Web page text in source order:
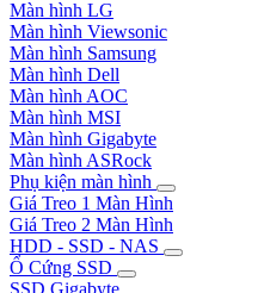
Màn hình LG
Màn hình Viewsonic
Màn hình Samsung
Màn hình Dell
Màn hình AOC
Màn hình MSI
Màn hình Gigabyte
Màn hình ASRock
Phụ kiện màn hình
Giá Treo 1 Màn Hình
Giá Treo 2 Màn Hình
HDD - SSD - NAS
Ổ Cứng SSD